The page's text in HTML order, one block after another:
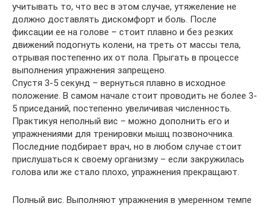
учитывать то, что вес в этом случае, утяжеление не
должно доставлять дискомфорт и боль. После
фиксации ее на голове – стоит плавно и без резких
движений подогнуть колени, на треть от массы тела,
отрывая постепенно их от пола. Прыгать в процессе
выполнения упражнения запрещено.
Спустя 3-5 секунд – вернуться плавно в исходное
положение. В самом начале стоит проводить не более 3-
5 приседаний, постепенно увеличивая численность.
Практикуя неполный вис – можно дополнить его и
упражнениями для тренировки мышц позвоночника.
Последние подбирает врач, но в любом случае стоит
прислушаться к своему организму – если закружилась
голова или же стало плохо, упражнения прекращают.
Полный вис. Выполняют упражнения в умеренном темпе